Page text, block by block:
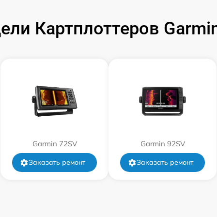
от 60 мин
Картплоттеров
Garmin 72SV
Заказать ремонт
Garmin 92SV
Заказать ремонт